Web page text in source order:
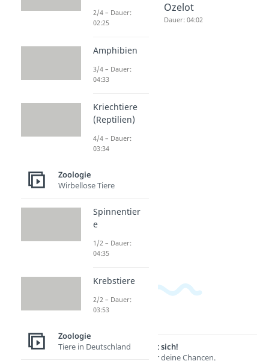
Termiten
Dauer: 04:51
Ozelot
Dauer: 04:02
Lernen lohnt sich!
Entdecke hier deine Chancen.
2/4 – Dauer:
02:25
Amphibien
3/4 – Dauer:
04:33
Kriechtiere
(Reptilien)
4/4 – Dauer:
03:34
Zoologie
Wirbellose Tiere
Spinnentier
e
1/2 – Dauer:
04:35
Krebstiere
2/2 – Dauer:
03:53
Zoologie
Tiere in Deutschland